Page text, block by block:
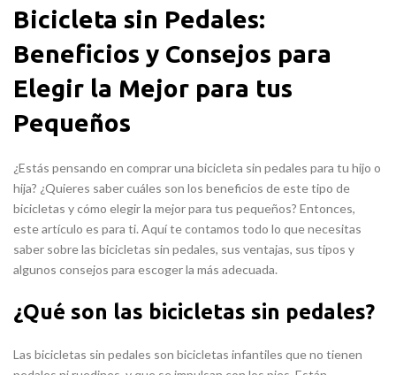
Bicicleta sin Pedales:
Beneficios y Consejos para
Elegir la Mejor para tus
Pequeños
¿Estás pensando en comprar una bicicleta sin pedales para tu hijo o
hija? ¿Quieres saber cuáles son los beneficios de este tipo de
bicicletas y cómo elegir la mejor para tus pequeños? Entonces,
este artículo es para ti. Aquí te contamos todo lo que necesitas
saber sobre las bicicletas sin pedales, sus ventajas, sus tipos y
algunos consejos para escoger la más adecuada.
¿Qué son las bicicletas sin pedales?
Las bicicletas sin pedales son bicicletas infantiles que no tienen